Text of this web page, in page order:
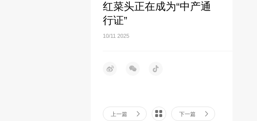
红菜头正在成为“中产通
行证”
10/11 2025
上一篇 下一篇